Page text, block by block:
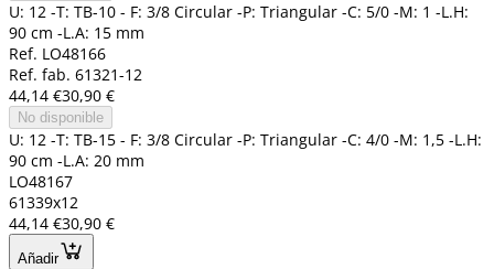
U: 12 -T: TB-10 - F: 3/8 Circular -P: Triangular -C: 5/0 -M: 1 -L.H:
90 cm -L.A: 15 mm
Ref. LO48166
Ref. fab. 61321-12
44,14 €30,90 €
No disponible
U: 12 -T: TB-15 - F: 3/8 Circular -P: Triangular -C: 4/0 -M: 1,5 -L.H:
90 cm -L.A: 20 mm
LO48167
61339x12
44,14 €30,90 €
Añadir